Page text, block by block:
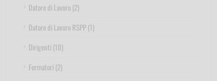
Datore di Lavoro (2)
Datore di Lavoro RSPP (1)
Dirigenti (10)
Formatori (2)